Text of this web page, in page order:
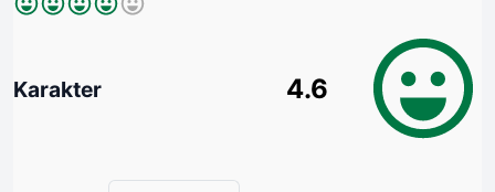
Karakter 4.6